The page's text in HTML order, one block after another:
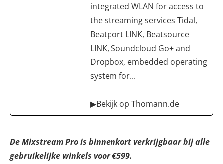
integrated WLAN for access to
the streaming services Tidal,
Beatport LINK, Beatsource
LINK, Soundcloud Go+ and
Dropbox, embedded operating
system for...
▶Bekijk op Thomann.de
De Mixstream Pro is binnenkort verkrijgbaar bij alle
gebruikelijke winkels voor €599.